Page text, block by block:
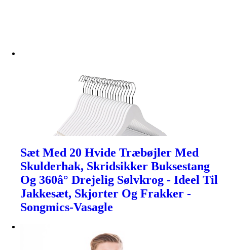
Sæt Med 20 Hvide Træbøjler Med
Skulderhak, Skridsikker Buksestang
Og 360â° Drejelig Sølvkrog - Ideel Til
Jakkesæt, Skjorter Og Frakker -
Songmics-Vasagle